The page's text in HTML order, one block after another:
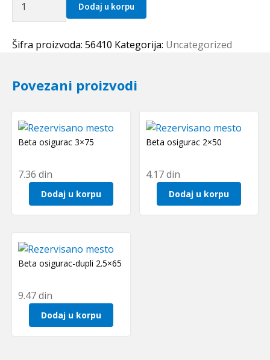
civija
količina
Dodaj u korpu
Šifra proizvoda: 56410 Kategorija: Uncategorized
Povezani proizvodi
Beta osigurac 3×75
7.36 din
Dodaj u korpu
Beta osigurac 2×50
4.17din
Dodaj u korpu
Beta osigurac-dupli 2.5×65
9.47din
Dodaj u korpu